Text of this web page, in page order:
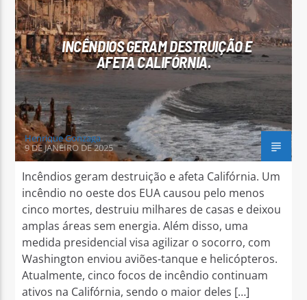
Arara Azul FM
INCÊNDIOS GERAM DESTRUIÇÃO E
AFETA CALIFÓRNIA.
Henrique Gonzaga
9 DE JANEIRO DE 2025
Incêndios geram destruição e afeta Califórnia. Um
incêndio no oeste dos EUA causou pelo menos
cinco mortes, destruiu milhares de casas e deixou
amplas áreas sem energia. Além disso, uma
medida presidencial visa agilizar o socorro, com
Washington enviou aviões-tanque e helicópteros.
Atualmente, cinco focos de incêndio continuam
ativos na Califórnia, sendo o maior deles […]